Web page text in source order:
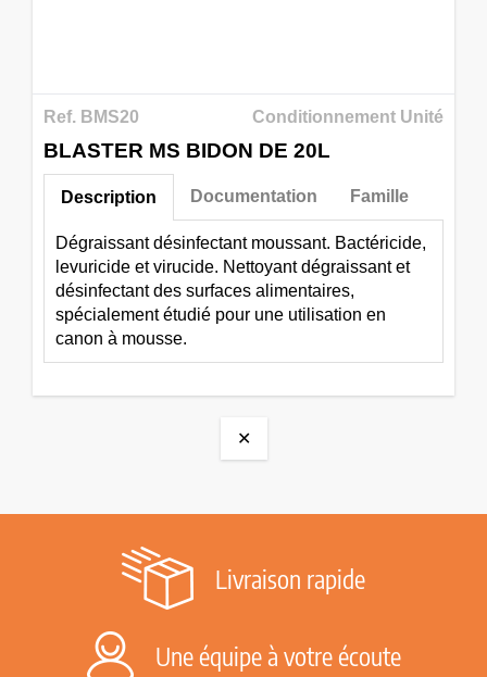
Ref. BMS20 Conditionnement Unité
BLASTER MS BIDON DE 20L
Description
Dégraissant désinfectant moussant. Bactéricide,
levuricide et virucide. Nettoyant dégraissant et
désinfectant des surfaces alimentaires,
spécialement étudié pour une utilisation en
canon à mousse.
Documentation Famille
✕
Livraison rapide
Une équipe à votre écoute